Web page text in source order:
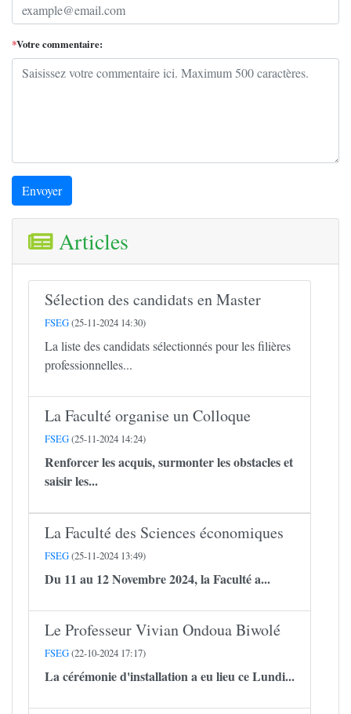
*Votre commentaire:
Envoyer
Articles
Sélection des candidats en Master
FSEG(25-11-2024 14:30)
La liste des candidats sélectionnés pour les filières
professionnelles...
La Faculté organise un Colloque
FSEG(25-11-2024 14:24)
Renforcer les acquis, surmonter les obstacles et
saisir les...
La Faculté des Sciences économiques
FSEG(25-11-2024 13:49)
Du 11 au 12 Novembre 2024, la Faculté a...
Le Professeur Vivian Ondoua Biwolé
FSEG(22-10-2024 17:17)
La cérémonie d'installation a eu lieu ce Lundi...